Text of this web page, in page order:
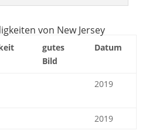
von New Jersey
gutes
Bild
Datum
2019
2019